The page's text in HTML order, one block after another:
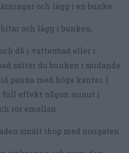
och lägg i en bunke.
och lägg i bunken.
då i vattenbad eller i
sätter du bunken i sjudande
panna med höga kanter. I
full effekt någon minut i
rör emellan.
smält ihop med nougaten.